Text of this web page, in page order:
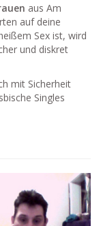
aus Am
auf deine
Sex ist, wird
und diskret
mit Sicherheit
Singles